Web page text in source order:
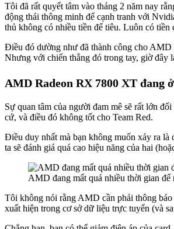
Tôi đã rất quyết tâm vào tháng 2 năm nay
động thái thông minh để cạnh tranh với
thủ không có nhiều tiền để tiêu. Luôn có tiền
Điều đó dường như đã thành công cho
Nhưng với chiến thắng đó trong tay, giờ đây
AMD Radeon RX 7800 XT đang
Sự quan tâm của người đam mê sẽ rất lớn
cứ, và điều đó không tốt cho Team Red.
Điều duy nhất mà bạn không muốn xảy ra là
ta sẽ đánh giá quá cao hiệu năng của hai
AMD đang mất quá nhiều thời gian
Tôi không nói rằng AMD cần phải thông báo
xuất hiện trong cơ sở dữ liệu trực tuyến (và